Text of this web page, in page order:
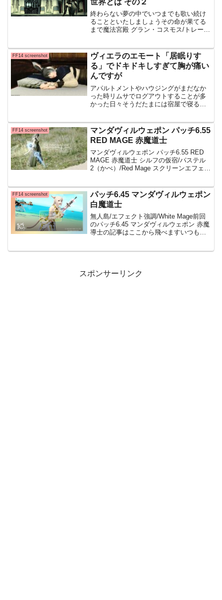
世界とは その２
終わらない夢の中でいつまでも歌い続け
ることといたしましょうその命が果てる
まで魔法宮殿 グラン・コスモス/トレーラ
てくれるのかなと思いました緑色のライ
トの数値を少し...
FF14 screenshot
ヴィエラのエモート「居眠りす
る」でドキドキしすぎて胸が痛い
んですが
アパルトメントやハウジングがまだなか
った時リムサでログアウトすることが多
かった日々そうだたまには宿屋で寝るか
り木」です エモート「居眠りをする」 ま
っ！なんですかこ
FF14 screenshot
マンダヴィルウェポン パッチ6.55
RED MAGE 赤魔道士
マンダヴィルウェポン パッチ6.55 RED
MAGE 赤魔道士 シルフの仮宿/パステル
2（かべ）/Red Mage スクリーンエフェク
ないか・・分かりませんが、好みは別れ
るかもですね
FF14 screenshot
パッチ6.45 マンダヴィルウェポン
白魔道士
無人島/エフェクト強調/White Mage前回
のパッチ6.45 マンダヴィルウェポン 赤魔
導士の記事はここから飛べますいつもの
スポンサーリンク